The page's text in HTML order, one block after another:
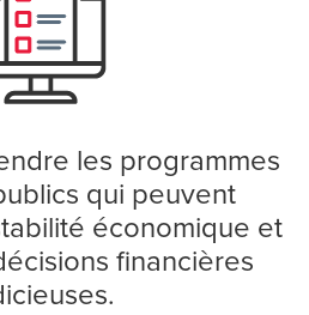
les programmes
qui peuvent
économique et
financières